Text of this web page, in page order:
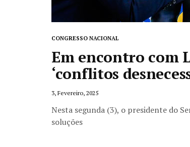
CONGRESSO NACIONAL
Em encontro com
‘conflitos
3, Fevereiro, 2025
Nesta segunda (3), o presidente do
soluções